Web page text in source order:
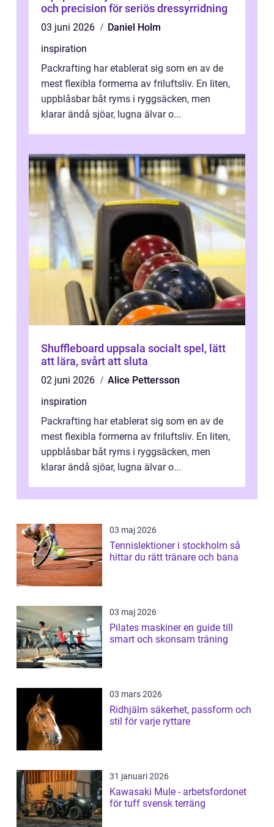
och precision för seriös dressyrridning
03 juni 2026
Daniel Holm
inspiration
Packrafting har etablerat sig som en av de
mest flexibla formerna av friluftsliv. En liten,
uppblåsbar båt ryms i ryggsäcken, men
klarar ändå sjöar, lugna älvar o...
Shuffleboard uppsala socialt spel, lätt
att lära, svårt att sluta
02 juni 2026
Alice Pettersson
inspiration
Packrafting har etablerat sig som en av de
mest flexibla formerna av friluftsliv. En liten,
uppblåsbar båt ryms i ryggsäcken, men
klarar ändå sjöar, lugna älvar o...
03 maj 2026
Tennislektioner i stockholm så
hittar du rätt tränare och bana
03 maj 2026
Pilates maskiner en guide till
smart och skonsam träning
03 mars 2026
Ridhjälm säkerhet, passform och
stil för varje ryttare
31 januari 2026
Kawasaki Mule - arbetsfordonet
för tuff svensk terräng